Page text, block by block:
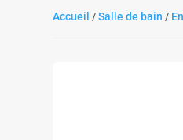
Accueil /Salle de bain /